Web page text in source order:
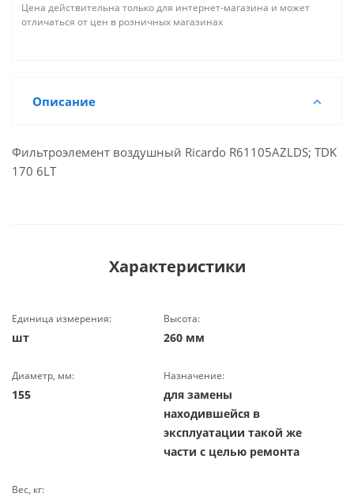
Цена действительна только для интернет-магазина и может
отличаться от цен в розничных магазинах
Описание
Фильтроэлемент воздушный Ricardo R61105AZLDS; TDK
170 6LT
Характеристики
Единица измерения:
шт
Высота:
260 мм
Диаметр, мм:
155
Назначение:
для замены
находившейся в
эксплуатации такой же
части с целью ремонта
Вес, кг: